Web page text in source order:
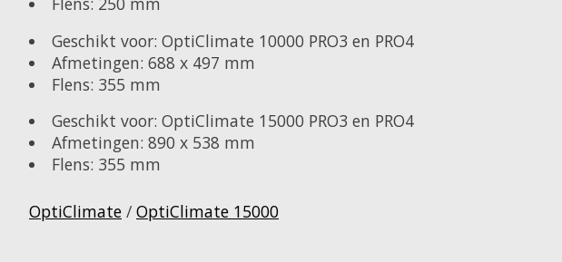
Geschikt voor: OptiClimate 10000 PRO3 en PRO4
Afmetingen: 688 x 497 mm
Flens: 355 mm
Geschikt voor: OptiClimate 15000 PRO3 en PRO4
Afmetingen: 890 x 538 mm
Flens: 355 mm
OptiClimate / OptiClimate 15000